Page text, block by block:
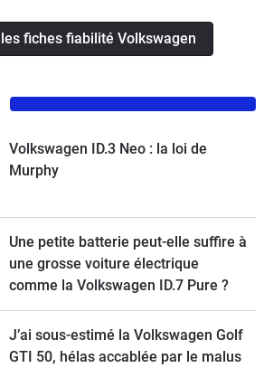
fiches fiabilité Volkswagen
Volkswagen ID.3 Neo : la loi de
Murphy
Une petite batterie peut-elle suffire à
une grosse voiture électrique
comme la Volkswagen ID.7 Pure ?
J’ai sous-estimé la Volkswagen Golf
GTI 50, hélas accablée par le malus